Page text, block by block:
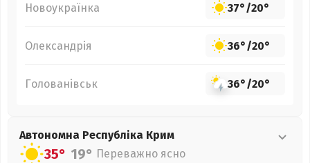
Новоукраїнка 37°/20°
Олександрія 36°/20°
Голованівськ 36°/20°
Автономна Республіка Крим
35° 19° Переважно ясно